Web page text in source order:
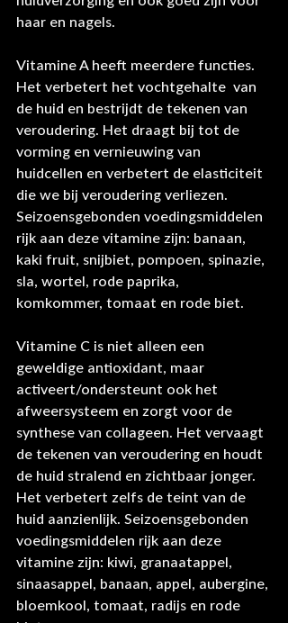
haar en nagels.
Vitamine A heeft meerdere functies.
Het verbetert het vochtgehalte  van
de huid en bestrijdt de tekenen van
veroudering. Het draagt bij tot de
vorming en vernieuwing van
huidcellen en verbetert de elasticiteit
die we bij veroudering verliezen.
Seizoensgebonden voedingsmiddelen
rijk aan deze vitamine zijn: banaan,
kaki fruit, snijbiet, pompoen, spinazie,
sla, wortel, rode paprika,
komkommer, tomaat en rode biet.
Vitamine C is niet alleen een
geweldige antioxidant, maar
activeert/ondersteunt ook het
afweersysteem en zorgt voor de
synthese van collageen. Het vervaagt
de tekenen van veroudering en houdt
de huid stralend en zichtbaar jonger.
Het verbetert zelfs de teint van de
huid aanzienlijk. Seizoensgebonden
voedingsmiddelen rijk aan deze
vitamine zijn: kiwi, granaatappel,
sinaasappel, banaan, appel, aubergine,
bloemkool, tomaat, radijs en rode